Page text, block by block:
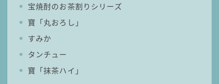
宝焼酎のお茶割りシリーズ
寶「丸おろし」
すみか
タンチュー
寶「抹茶ハイ」